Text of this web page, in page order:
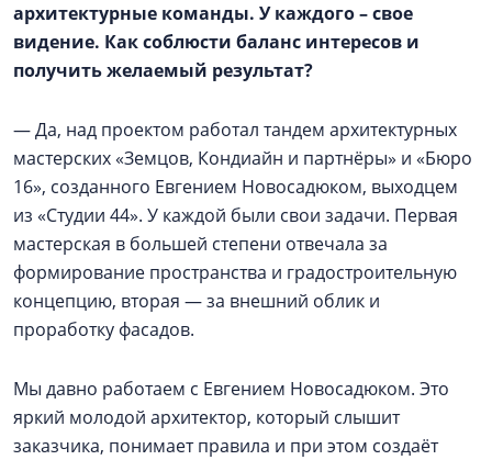
архитектурные команды. У каждого – свое
видение. Как соблюсти баланс интересов и
получить желаемый результат?
— Да, над проектом работал тандем архитектурных
мастерских «Земцов, Кондиайн и партнёры» и «Бюро
16», созданного Евгением Новосадюком, выходцем
из «Студии 44». У каждой были свои задачи. Первая
мастерская в большей степени отвечала за
формирование пространства и градостроительную
концепцию, вторая — за внешний облик и
проработку фасадов.
Мы давно работаем с Евгением Новосадюком. Это
яркий молодой архитектор, который слышит
заказчика, понимает правила и при этом создаёт